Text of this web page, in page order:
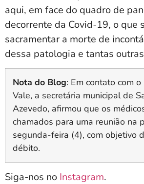
aqui, em face do quadro de
decorrente da Covid-19, o que
sacramentar a morte de
dessa patologia e tantas
Nota do Blog: Em contato com
Vale, a secretária municipal de
Azevedo, afirmou que os
chamados para uma reunião na
segunda-feira (4), com objetivo
débito.
Siga-nos no Instagram.